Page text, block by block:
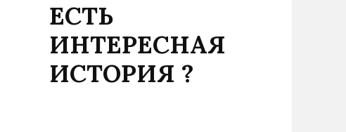
ЕСТЬ
ИНТЕРЕСНАЯ
ИСТОРИЯ ?